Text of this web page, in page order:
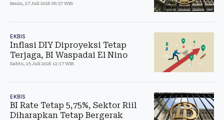
Senin, 27 Juli 2026 08:57 WIB
EKBIS
Inflasi DIY Diproyeksi Tetap
Terjaga, BI Waspadai El Nino
Sabtu, 25 Juli 2026 12:17 WIB
EKBIS
BI Rate Tetap 5,75%, Sektor Riil
Diharapkan Tetap Bergerak